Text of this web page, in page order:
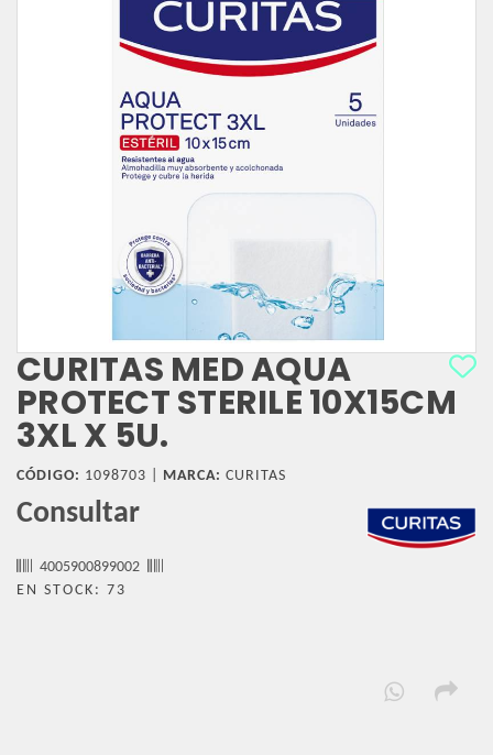
CURITAS MED AQUA
PROTECT STERILE 10X15CM
3XL X 5U.
CÓDIGO: 1098703 | MARCA: CURITAS
Consultar
4005900899002
EN STOCK: 73